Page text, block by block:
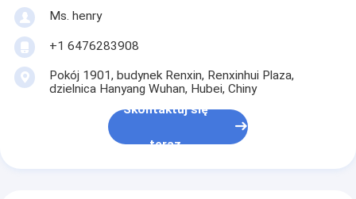
Ms. henry
+1 6476283908
Pokój 1901, budynek Renxin, Renxinhui Plaza,
dzielnica Hanyang Wuhan, Hubei, Chiny
Skontaktuj się
teraz